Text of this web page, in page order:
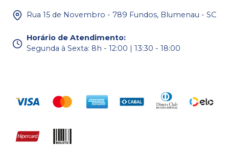
Rua 15 de Novembro - 789 Fundos, Blumenau - SC
Horário de Atendimento:
Segunda à Sexta: 8h - 12:00 | 13:30 - 18:00